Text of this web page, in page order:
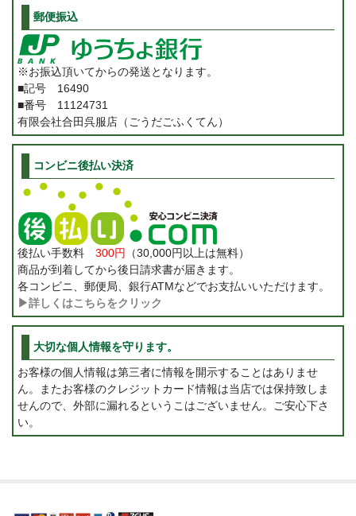
郵便振込
※お振込頂いてからの発送となります。
■記号 16490
■番号 11124731
有限会社合田呉服店（ごうだごふくてん）
コンビニ後払い決済
後払い手数料 300円
（30,000円以上は無料）
商品が到着してから後日請求書が届きます。
各コンビニ、郵便局、銀行ATMなどでお支払いいただけます。
▶詳しくはこちらをクリック
大切な個人情報を守ります。
お客様の個人情報は第三者に情報を開示することはありませ
ん。またお客様のクレジットカード情報は当店では保持致しま
せんので、外部に漏れるというこはございません。ご安心下さ
い。